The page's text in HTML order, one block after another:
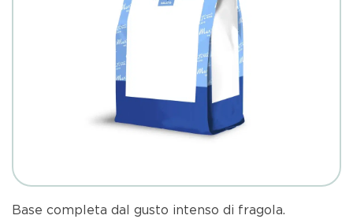
Base completa dal gusto intenso di fragola.